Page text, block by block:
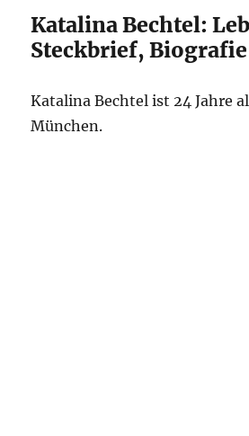
Katalina Bechtel:
Steckbrief, Biografie
Katalina Bechtel ist 24 Jahre
München.